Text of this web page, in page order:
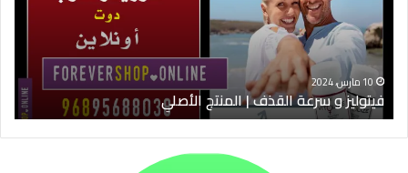
المنتج
الأصلي
10 مارس، 2024
فيتوليز و سرعة القذف | المنتج الأصلي